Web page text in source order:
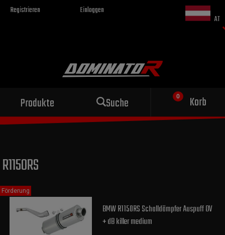
Registrieren Einloggen
AT
Produkte Suche Korb
Sportauspuff
für dein Motorrad
R1150RS
BMW R1150RS Schalldämpfer Auspuff OV
+ dB killer medium
Förderung